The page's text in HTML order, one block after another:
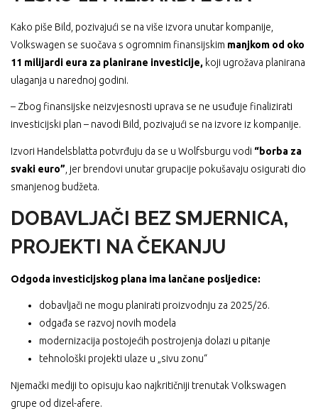
Kako piše Bild, pozivajući se na više izvora unutar kompanije,
Volkswagen se suočava s ogromnim finansijskim manjkom od oko
11 milijardi eura za planirane investicije, koji ugrožava planirana
ulaganja u narednoj godini.
– Zbog finansijske neizvjesnosti uprava se ne usuđuje finalizirati
investicijski plan – navodi Bild, pozivajući se na izvore iz kompanije.
Izvori Handelsblatta potvrđuju da se u Wolfsburgu vodi “borba za
svaki euro” , jer brendovi unutar grupacije pokušavaju osigurati dio
smanjenog budžeta.
DOBAVLJAČI BEZ SMJERNICA,
PROJEKTI NA ČEKANJU
Odgoda investicijskog plana ima lančane posljedice:
dobavljači ne mogu planirati proizvodnju za 2025/26.
odgađa se razvoj novih modela
modernizacija postojećih postrojenja dolazi u pitanje
tehnološki projekti ulaze u „sivu zonu“
Njemački mediji to opisuju kao najkritičniji trenutak Volkswagen
grupe od dizel-afere.